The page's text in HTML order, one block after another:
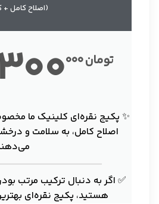
(اصلاح کامل +
000تومان
✨ پکیج نقره‌ای کلینیک ما
اصلاح کامل، به سلامت و
✅ اگر به دنبال ترکیب مرتب
هستید، پکیج نقره‌ای